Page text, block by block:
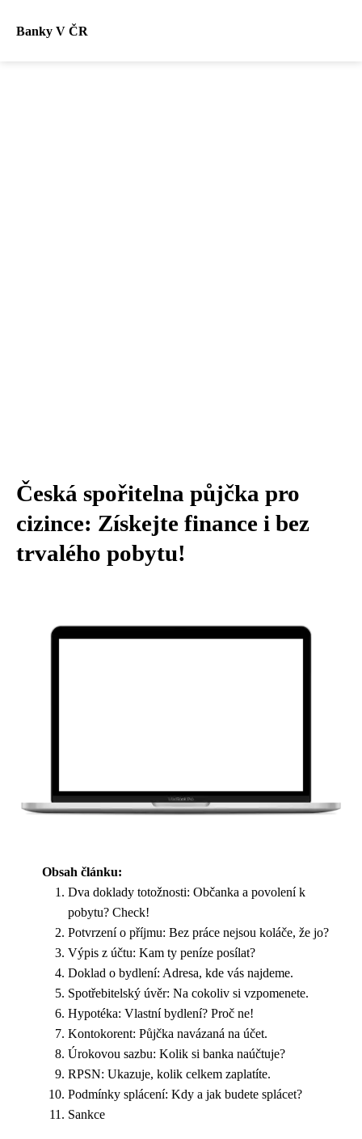
Banky V ČR
Česká spořitelna půjčka pro
cizince: Získejte finance i bez
trvalého pobytu!
Obsah článku:
Dva doklady totožnosti: Občanka a povolení k
pobytu? Check!
Potvrzení o příjmu: Bez práce nejsou koláče, že jo?
Výpis z účtu: Kam ty peníze posílat?
Doklad o bydlení: Adresa, kde vás najdeme.
Spotřebitelský úvěr: Na cokoliv si vzpomenete.
Hypotéka: Vlastní bydlení? Proč ne!
Kontokorent: Půjčka navázaná na účet.
Úrokovou sazbu: Kolik si banka naúčtuje?
RPSN: Ukazuje, kolik celkem zaplatíte.
Podmínky splácení: Kdy a jak budete splácet?
Sankce